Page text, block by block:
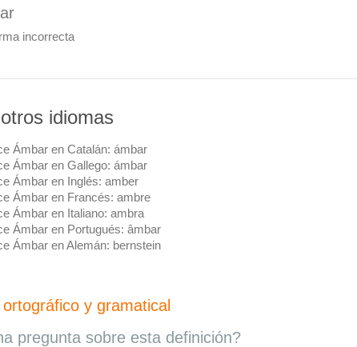
incorrecta
idiomas
Ámbar en Catalán: ámbar
Ámbar en Gallego: ámbar
Ámbar en Inglés: amber
Ámbar en Francés: ambre
Ámbar en Italiano: ambra
Ámbar en Portugués: âmbar
Ámbar en Alemán: bernstein
y gramatical
pregunta sobre esta definición?